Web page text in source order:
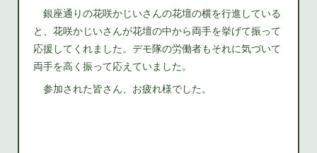
銀座通りの花咲かじいさんの花壇の横を行進している
と、花咲かじいさんが花壇の中から両手を挙げて振って
応援してくれました。デモ隊の労働者もそれに気づいて
両手を高く振って応えていました。
参加された皆さん、お疲れ様でした。